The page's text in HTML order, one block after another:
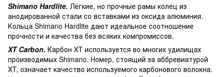
Shimano Hardlite. Лёгкие, но прочные рамы колец из
анодированной стали со вставками из оксида алюминия.
Кольца Shimano Hardlite дают идеальное соотношение
прочности и качества без всяких компромиссов.
XT Carbon. Карбон XT используется во многих удилищах
производимых Shimano. Номер, стоящий за аббревиатурой
XT, означает качество используемого карбонового волокна.